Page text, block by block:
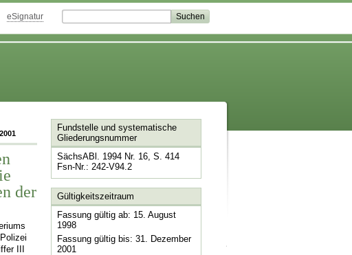
eSignatur
der
III
Fundstelle und systematische
Gliederungsnummer
SächsABl. 1994 Nr. 16, S. 414
Fsn-Nr.: 242-V94.2
Gültigkeitszeitraum
Fassung gültig ab: 15. August
1998
Fassung gültig bis: 31. Dezember
2001